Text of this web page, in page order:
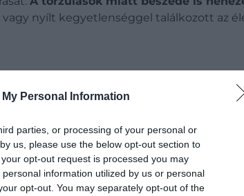
Personal Information
parties, or processing of your personal or
us, please use the below opt-out section to
opt-out request is processed you may
information utilized by us or personal
opt-out. You may separately opt-out of the
nyílt kegyetlenséggel találkozott az
az otthoni légkör pedig egyre
miatt alig volt esélye a
intézményébe.